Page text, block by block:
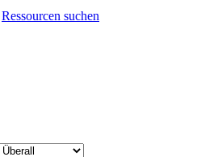
Ressourcen suchen